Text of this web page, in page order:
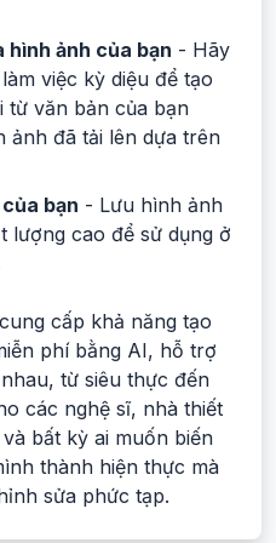
hình ảnh của bạn - Hãy
việc kỳ diệu để tạo
từ văn bản của bạn
ảnh đã tải lên dựa trên
bạn - Lưu hình ảnh
lượng cao để sử dụng ở
cấp khả năng tạo
phí bằng AI, hỗ trợ
từ siêu thực đến
các nghệ sĩ, nhà thiết
bất kỳ ai muốn biến
thành hiện thực mà
sửa phức tạp.